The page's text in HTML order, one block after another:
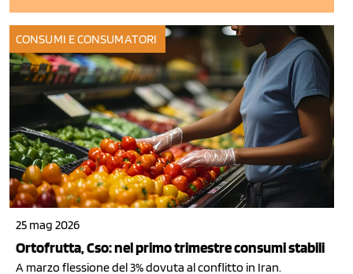
CONSUMI E CONSUMATORI
25 mag 2026
Ortofrutta, Cso: nel primo trimestre consumi stabili
A marzo flessione del 3% dovuta al conflitto in Iran.